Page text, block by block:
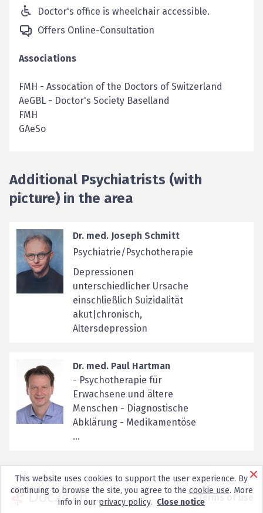
Doctor's office is wheelchair accessible.
Offers Online-Consultation
Associations
FMH - Assocation of the Doctors of Switzerland
AeGBL - Doctor's Society Baselland
FMH
GAeSo
Additional Psychiatrists (with
picture) in the area
Dr. med. Joseph Schmitt
Psychiatrie/Psychotherapie
Depressionen
unterschiedlicher Ursache
einschließlich Suizidalität
akut|chronisch,
Altersdepression
Dr. med. Paul Hartman
- Psychotherapie für
Erwachsene und ältere
Menschen - Diagnostische
Abklärung - Medikamentöse
...
Terms of use
This website uses cookies to support the user experience. By
continuing to browse the site, you agree to the cookie use. More
info in our privacy policy. Close notice